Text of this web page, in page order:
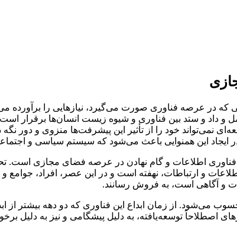
و داد و ستد بین فناوری و شیوه زیست انسان‌ها برقرار
نمی‌تواند خود را از تأثیر این پیشرفت‌ها منزوی و دور نگه
این همنوایی باعث می‌شود که سیستم سیاسی و
اطلاعات و گام نهادن در عرصه فضای مجازی است.
و ارتباطات، نهفته است و در این عصر، افراد،
و آگاهی است، به فروش رسانند.
می‌شود. از زمان ابداع این فناوری که دو دهه بیشتر از
اصطلاحاً توسعه‌یافته، به دلیل پیشگامی و نیز به